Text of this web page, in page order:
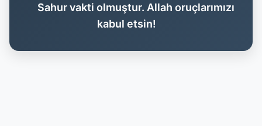
Sahur vakti olmuştur. Allah oruçlarımızı
kabul etsin!